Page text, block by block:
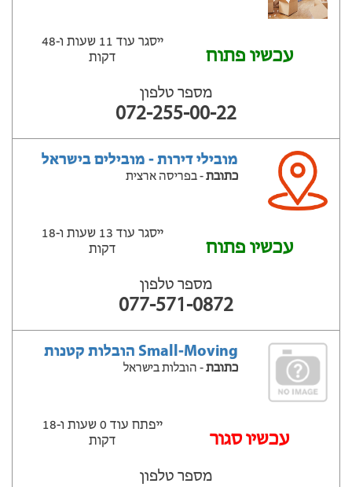
עכשיו פתוח
ייסגר עוד 11 שעות ‫ו-48
דקות
מספר טלפון
072-255-00-22
מובילי דירות - מובילים בישראל
כתובת- בפריסה ארצית
עכשיו פתוח
ייסגר עוד 13 שעות ‫ו-18
דקות
מספר טלפון
077-571-0872
Small-Moving הובלות קטנות
כתובת- הובלות בישראל
‫עכשיו סגור
ייפתח עוד 0 שעות ‫ו-18
דקות
מספר טלפון